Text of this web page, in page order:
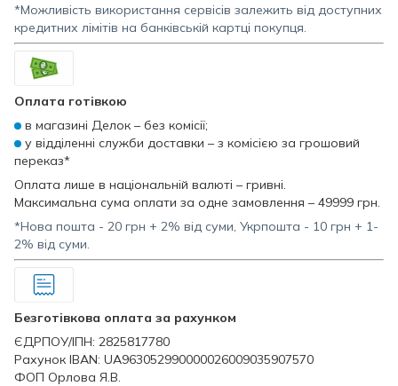
*Можливість використання сервісів залежить від доступних
кредитних лімітів на банківській картці покупця.
Оплата готівкою
в магазині Делок – без комісії;
у відділенні служби доставки – з комісією за грошовий
переказ*
Оплата лише в національній валюті – гривні.
Максимальна сума оплати за одне замовлення – 49999 грн.
*Нова пошта - 20 грн + 2% від суми, Укрпошта - 10 грн + 1-
2% від суми.
Безготівкова оплата за рахунком
ЄДРПОУ/ІПН: 2825817780
Рахунок IBAN: UA963052990000026009035907570
ФОП Орлова Я.В.